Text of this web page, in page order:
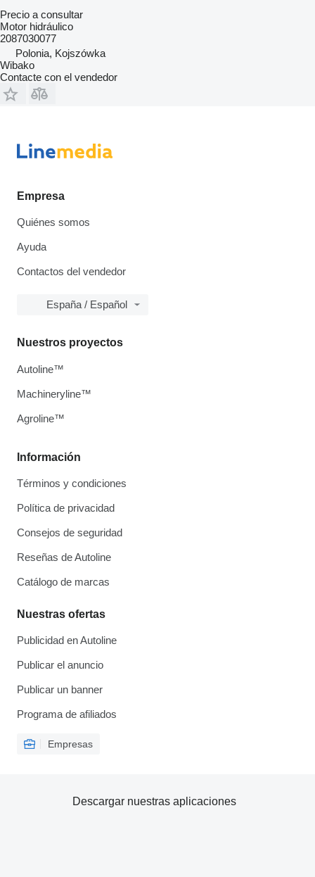
Precio a consultar
Motor hidráulico
2087030077
Polonia, Kojszówka
Wibako
Contacte con el vendedor
Empresa
Quiénes somos
Ayuda
Contactos del vendedor
España / Español
Información
Términos y condiciones
Política de privacidad
Consejos de seguridad
Reseñas de Autoline
Catálogo de marcas
Nuestras ofertas
Publicidad en Autoline
Publicar el anuncio
Publicar un banner
Programa de afiliados
Empresas
Nuestros proyectos
Autoline™
Machineryline™
Agroline™
Descargar nuestras aplicaciones